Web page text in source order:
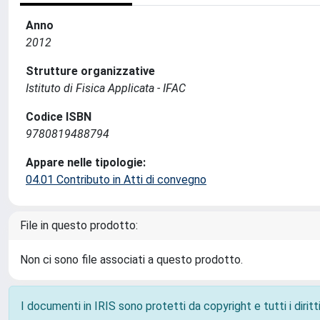
Anno
2012
Strutture organizzative
Istituto di Fisica Applicata - IFAC
Codice ISBN
9780819488794
Appare nelle tipologie:
04.01 Contributo in Atti di convegno
File in questo prodotto:
Non ci sono file associati a questo prodotto.
I documenti in IRIS sono protetti da copyright e tutti i